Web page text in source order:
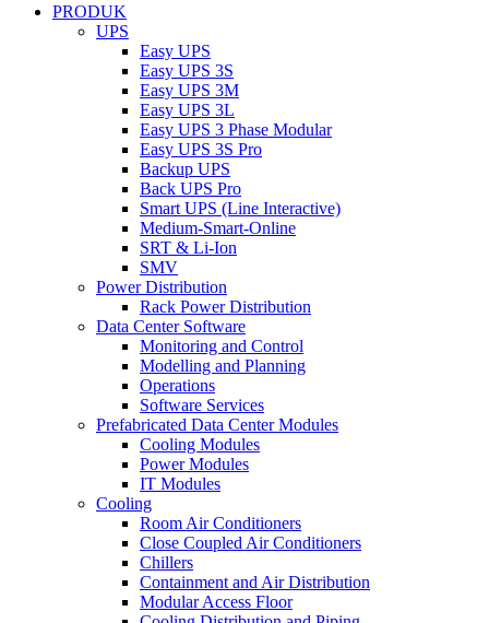
PRODUK
UPS
Easy UPS
Easy UPS 3S
Easy UPS 3M
Easy UPS 3L
Easy UPS 3 Phase Modular
Easy UPS 3S Pro
Backup UPS
Back UPS Pro
Smart UPS (Line Interactive)
Medium-Smart-Online
SRT & Li-Ion
SMV
Power Distribution
Rack Power Distribution
Data Center Software
Monitoring and Control
Modelling and Planning
Operations
Software Services
Prefabricated Data Center Modules
Cooling Modules
Power Modules
IT Modules
Cooling
Room Air Conditioners
Close Coupled Air Conditioners
Chillers
Containment and Air Distribution
Modular Access Floor